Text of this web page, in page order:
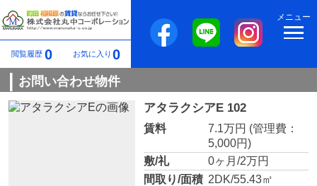
閲覧履歴 0 お気に入り 0
メニュー
お問い合わせ物件
アタラクシアE 102
賃料 7.1万円 (管理費：
5,000円)
敷/礼
0ヶ月/2万円
間取り/面積 2DK/55.43㎡